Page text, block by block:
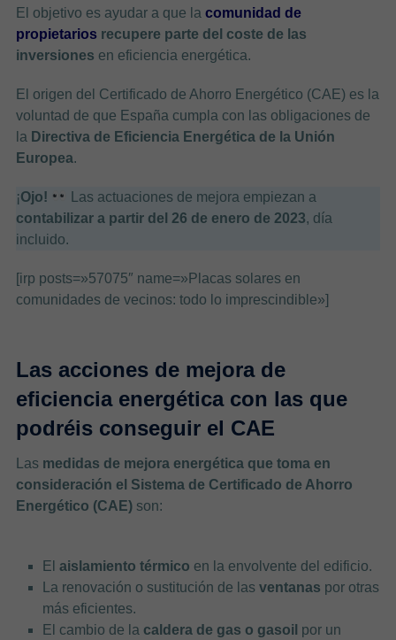
El objetivo es ayudar a que la comunidad de
propietarios recupere parte del coste de las
inversiones en eficiencia energética.
El origen del Certificado de Ahorro Energético (CAE) es la
voluntad de que España cumpla con las obligaciones de
la Directiva de Eficiencia Energética de la Unión
Europea.
¡Ojo!
Las actuaciones de mejora empiezan a
contabilizar a partir del 26 de enero de 2023, día
incluido.
[irp posts=»57075″ name=»Placas solares en
comunidades de vecinos: todo lo imprescindible»]
Las acciones de mejora de
eficiencia energética con las que
podréis conseguir el CAE
Las medidas de mejora energética que toma en
consideración el Sistema de Certificado de Ahorro
Energético (CAE)son:
Elaislamiento térmico en la envolvente del edificio.
La renovación o sustitución de lasventanas por otras
más eficientes.
El cambio de la caldera de gas o gasoil por un